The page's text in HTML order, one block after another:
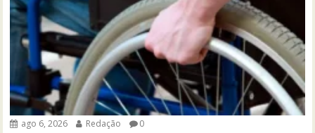
ago 6, 2026 Redação 0